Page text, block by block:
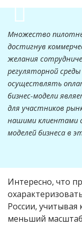
Множество
достигнув
желания
регуляторной
осуществлять
бизнес-модели
для участников
нашими клиентами
моделей бизнеса в
Интересно, что
России,
меньший